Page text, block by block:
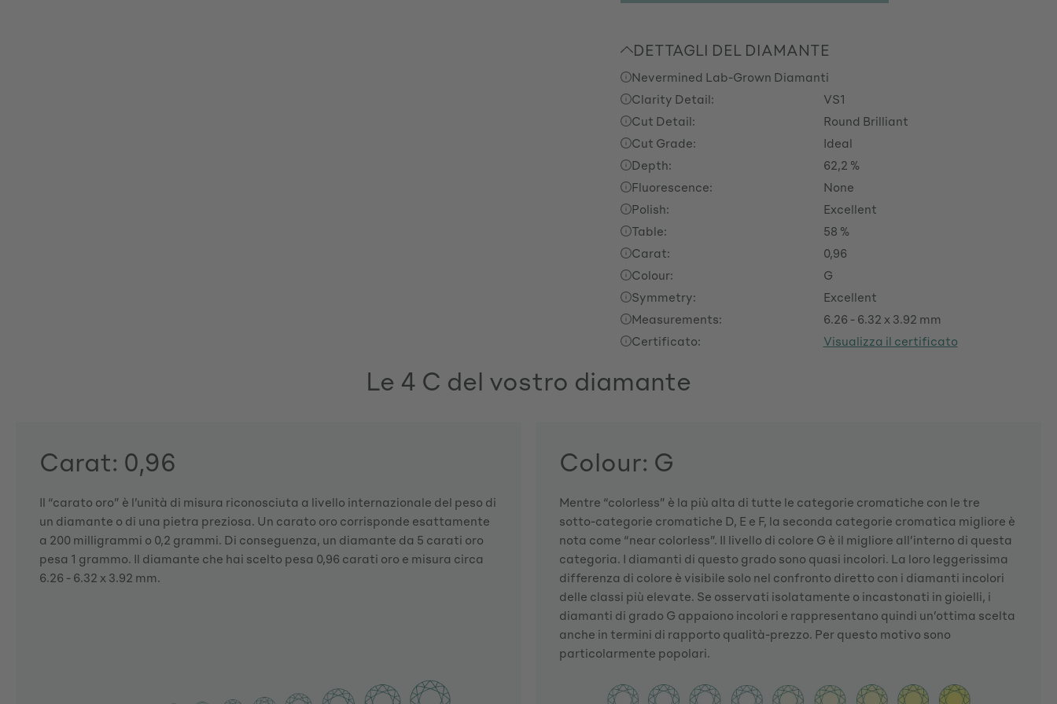
DETTAGLI DEL DIAMANTE
Nevermined Lab-Grown Diamanti
Clarity Detail:
VS1
Cut Detail:
Round Brilliant
Cut Grade:
Ideal
Depth:
62,2 %
Fluorescence:
None
Polish:
Excellent
Table:
58 %
Carat:
0,96
Colour:
G
Symmetry:
Excellent
Measurements:
6.26 - 6.32 x 3.92 mm
Certificato:
Visualizza il certificato
Le 4 C del vostro diamante
Carat: 0,96
Il “carato oro” è l’unità di misura riconosciuta a livello internazionale del peso di
un diamante o di una pietra preziosa. Un carato oro corrisponde esattamente
a 200 milligrammi o 0,2 grammi. Di conseguenza, un diamante da 5 carati oro
pesa 1 grammo. Il diamante che hai scelto pesa 0,96 carati oro e misura circa
6.26 - 6.32 x 3.92 mm.
Colour: G
Mentre “colorless” è la più alta di tutte le categorie cromatiche con le tre
sotto-categorie cromatiche D, E e F, la seconda categorie cromatica migliore è
nota come “near colorless”. Il livello di colore G è il migliore all’interno di questa
categoria. I diamanti di questo grado sono quasi incolori. La loro leggerissima
differenza di colore è visibile solo nel confronto diretto con i diamanti incolori
delle classi più elevate. Se osservati isolatamente o incastonati in gioielli, i
diamanti di grado G appaiono incolori e rappresentano quindi un’ottima scelta
anche in termini di rapporto qualità-prezzo. Per questo motivo sono
particolarmente popolari.